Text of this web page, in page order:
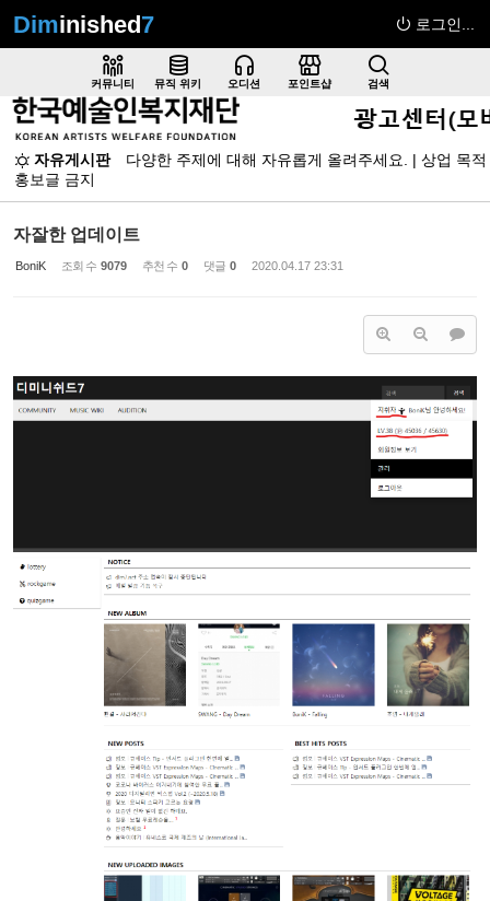
Diminished7 로그인...
커뮤니티 뮤직 위키 오디션 포인트샵 검색
자유게시판
다양한 주제에 대해 자유롭게 올려주세요. | 상업 목적
홍보글 금지
자잘한 업데이트
BoniK 조회 수 9079 추천 수 0 댓글 0 2020.04.17 23:31
Sketchbook5, 스케치북5
Sketchbook5, 스케치북5